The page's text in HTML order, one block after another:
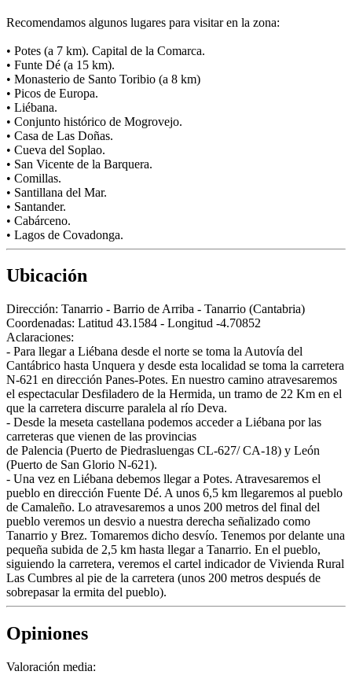
Recomendamos algunos lugares para visitar en la zona:
• Potes (a 7 km). Capital de la Comarca.
• Funte Dé (a 15 km).
• Monasterio de Santo Toribio (a 8 km)
• Picos de Europa.
• Liébana.
• Conjunto histórico de Mogrovejo.
• Casa de Las Doñas.
• Cueva del Soplao.
• San Vicente de la Barquera.
• Comillas.
• Santillana del Mar.
• Santander.
• Cabárceno.
• Lagos de Covadonga.
Ubicación
Dirección: Tanarrio - Barrio de Arriba - Tanarrio (Cantabria)
Coordenadas: Latitud 43.1584 - Longitud -4.70852
Aclaraciones:
- Para llegar a Liébana desde el norte se toma la Autovía del
Cantábrico hasta Unquera y desde esta localidad se toma la carretera
N-621 en dirección Panes-Potes. En nuestro camino atravesaremos
el espectacular Desfiladero de la Hermida, un tramo de 22 Km en el
que la carretera discurre paralela al río Deva.
- Desde la meseta castellana podemos acceder a Liébana por las
carreteras que vienen de las provincias
de Palencia (Puerto de Piedrasluengas CL-627/ CA-18) y León
(Puerto de San Glorio N-621).
- Una vez en Liébana debemos llegar a Potes. Atravesaremos el
pueblo en dirección Fuente Dé. A unos 6,5 km llegaremos al pueblo
de Camaleño. Lo atravesaremos a unos 200 metros del final del
pueblo veremos un desvio a nuestra derecha señalizado como
Tanarrio y Brez. Tomaremos dicho desvío. Tenemos por delante una
pequeña subida de 2,5 km hasta llegar a Tanarrio. En el pueblo,
siguiendo la carretera, veremos el cartel indicador de Vivienda Rural
Las Cumbres al pie de la carretera (unos 200 metros después de
sobrepasar la ermita del pueblo).
Opiniones
Valoración media: